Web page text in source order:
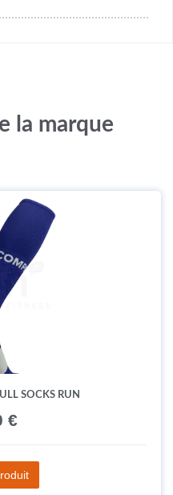
la marque
SOCKS RUN
€